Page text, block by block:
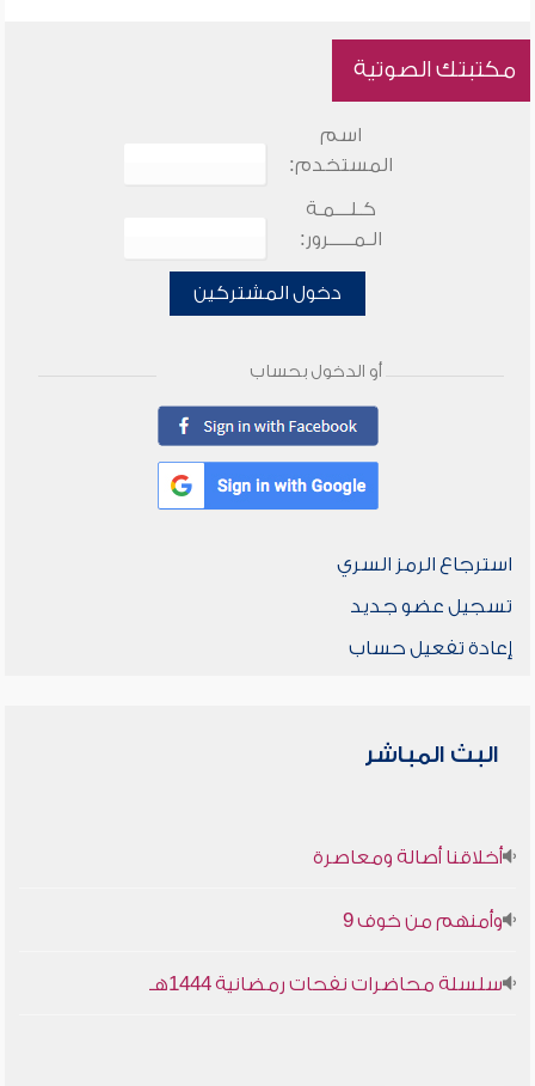
مكتبتك الصوتية
اسم
المستخدم:
كـلـــمـة
الـمـــــرور:
دخول المشتركين
أو الدخول بحساب
استرجاع الرمز السري
تسجيل عضو جديد
إعادة تفعيل حساب
البث المباشر
أخلاقنا أصالة ومعاصرة
وأمنهم من خوف 9
سلسلة محاضرات نفحات رمضانية 1444هـ